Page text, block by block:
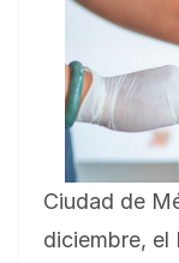
Ciudad de
diciembre,